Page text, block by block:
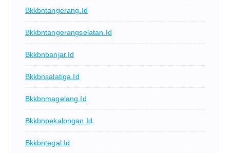
Bkkbntangerang.id
Bkkbntangerangselatan.id
Bkkbnbanjar.id
Bkkbnsalatiga.id
Bkkbnmagelang.id
Bkkbnpekalongan.id
Bkkbntegal.id